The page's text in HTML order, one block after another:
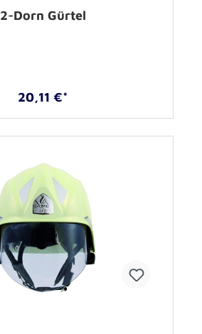
2-Dorn Gürtel
20,11 €*